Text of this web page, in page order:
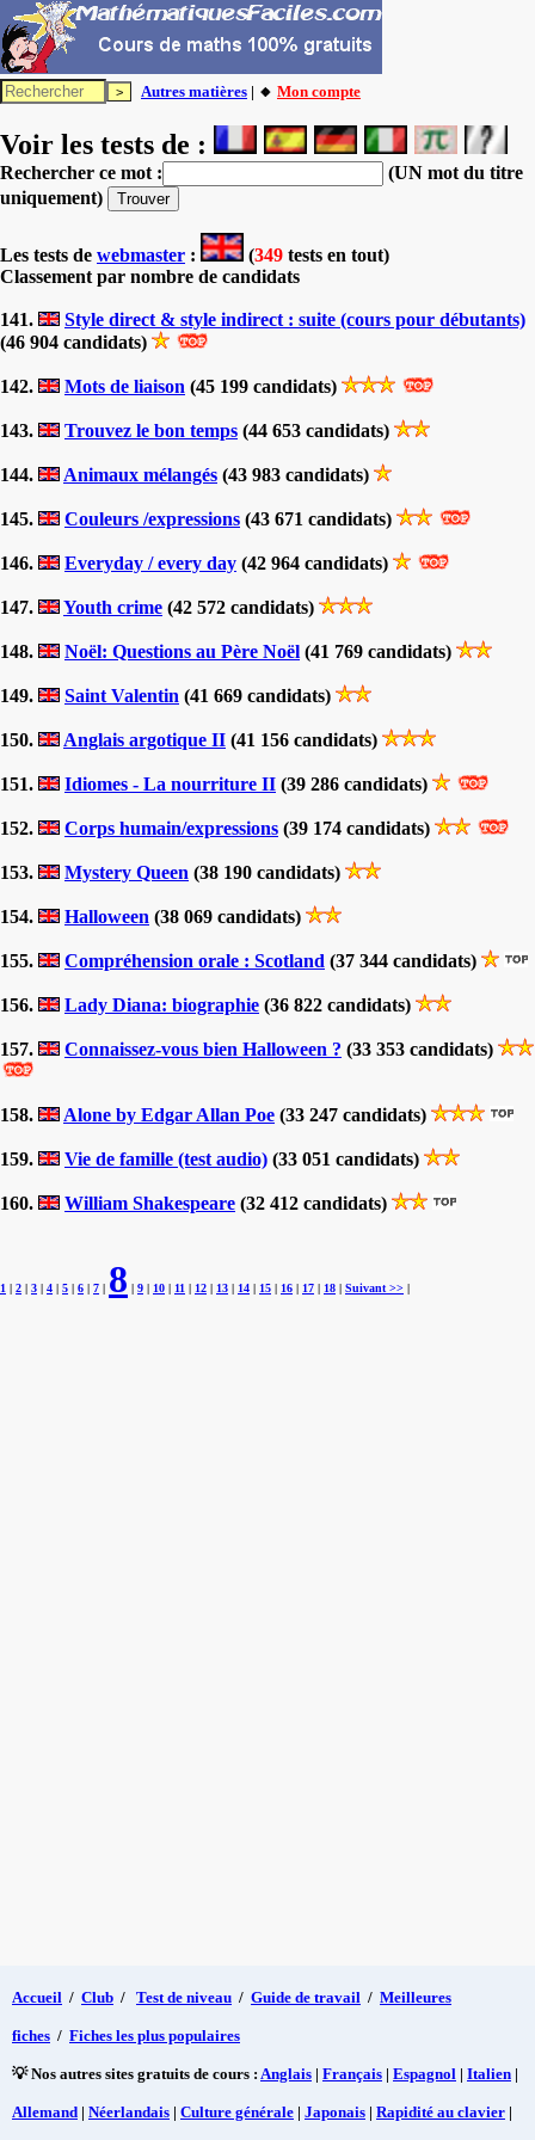
Autres matières | 🔸 Mon compte
Voir les tests de :
Rechercher ce mot :
(UN mot du titre
uniquement)
Les tests de webmaster : (349 tests en tout)
Classement par nombre de candidats
141.
Style direct & style indirect : suite (cours pour débutants)
(46 904 candidats)
142. Mots de liaison (45 199 candidats)
143. Trouvez le bon temps (44 653 candidats)
144. Animaux mélangés (43 983 candidats)
145. Couleurs /expressions (43 671 candidats)
146. Everyday / every day (42 964 candidats)
147. Youth crime (42 572 candidats)
148. Noël: Questions au Père Noël (41 769 candidats)
149. Saint Valentin (41 669 candidats)
150. Anglais argotique II (41 156 candidats)
151. Idiomes - La nourriture II (39 286 candidats)
152. Corps humain/expressions (39 174 candidats)
153. Mystery Queen (38 190 candidats)
154. Halloween (38 069 candidats)
155. Compréhension orale : Scotland (37 344 candidats)
156. Lady Diana: biographie (36 822 candidats)
157. Connaissez-vous bien Halloween ? (33 353 candidats)
158. Alone by Edgar Allan Poe (33 247 candidats)
159. Vie de famille (test audio) (33 051 candidats)
160. William Shakespeare (32 412 candidats)
1 | 2 | 3 | 4 | 5 | 6 | 7 | 8 | 9 | 10 | 11 | 12 | 13 | 14 | 15 | 16 | 17 | 18 | Suivant >> |
Accueil / Club / Test de niveau / Guide de travail / Meilleures
fiches / Fiches les plus populaires
💡 Nos autres sites gratuits de cours : Anglais | Français | Espagnol | Italien |
Allemand | Néerlandais | Culture générale | Japonais | Rapidité au clavier |